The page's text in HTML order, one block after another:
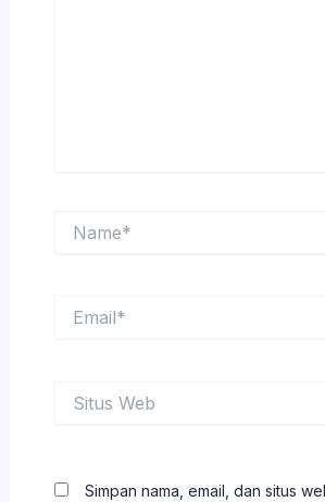
Web
Simpan nama, email, dan situs